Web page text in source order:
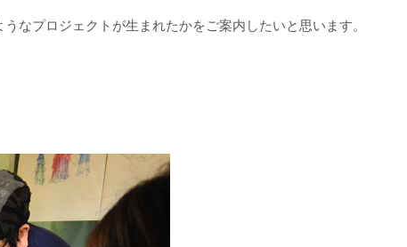
なプロジェクトが生まれたかをご案内したいと思います。